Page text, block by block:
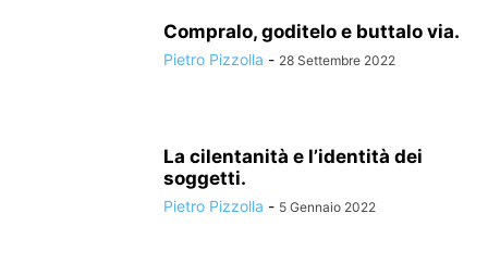
Compralo, goditelo e buttalo via.
Pietro Pizzolla - 28 Settembre 2022
La cilentanità e l’identità dei
soggetti.
Pietro Pizzolla - 5 Gennaio 2022